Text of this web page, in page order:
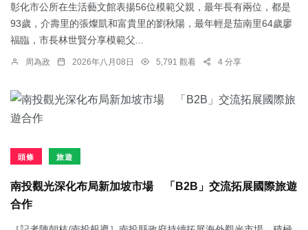
彰化市公所在生活藝文館表揚56位模範父親，最年長有兩位，都是
93歲，介壽里的張燦凱和富貴里的劉秋陽，最年輕是茄南里64歲廖
福臨，市長林世賢分享模範父...
周為政 2026年八月08日 5,791 觀看 4 分享
頭條 旅遊
南投觀光深化布局新加坡市場 「B2B」交流拓展國際旅遊
合作